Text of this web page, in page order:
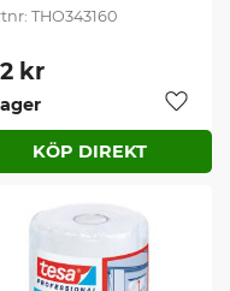
THO343160
kr
Lägg